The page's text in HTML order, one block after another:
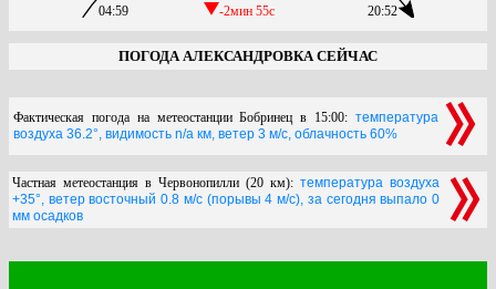
04:59
-2мин 55c
20:52
ПОГОДА АЛЕКСАНДРОВКА СЕЙЧАС
Фактическая погода на метеостанции Бобринец в 15:00: температура
воздуха 36.2°, видимость n/a км, ветер 3 м/с, облачность 60%
Частная метеостанция в Червонопилли (20 км): температура воздуха
+35°, ветер восточный 0.8 м/с (порывы 4 м/с), за сегодня выпало 0
мм осадков